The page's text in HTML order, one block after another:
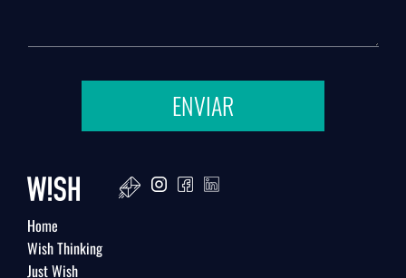
ENVIAR
Home
Wish Thinking
Just Wish